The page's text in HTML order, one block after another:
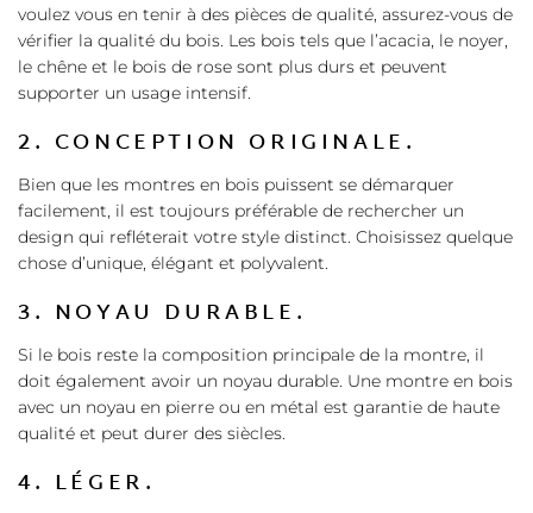
voulez vous en tenir à des pièces de qualité, assurez-vous de
vérifier la qualité du bois. Les bois tels que l’acacia, le noyer,
le chêne et le bois de rose sont plus durs et peuvent
supporter un usage intensif.
2. CONCEPTION ORIGINALE.
Bien que les montres en bois puissent se démarquer
facilement, il est toujours préférable de rechercher un
design qui refléterait votre style distinct. Choisissez quelque
chose d’unique, élégant et polyvalent.
3. NOYAU DURABLE.
Si le bois reste la composition principale de la montre, il
doit également avoir un noyau durable. Une montre en bois
avec un noyau en pierre ou en métal est garantie de haute
qualité et peut durer des siècles.
4. LÉGER.